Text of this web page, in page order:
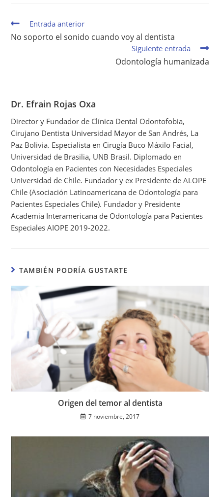
Entrada anterior
No soporto el sonido cuando voy al dentista
Siguiente entrada
Odontología humanizada
Dr. Efrain Rojas Oxa
Director y Fundador de Clínica Dental Odontofobia,
Cirujano Dentista Universidad Mayor de San Andrés, La
Paz Bolivia. Especialista en Cirugía Buco Máxilo Facial,
Universidad de Brasilia, UNB Brasil. Diplomado en
Odontología en Pacientes con Necesidades Especiales
Universidad de Chile. Fundador y ex Presidente de ALOPE
Chile (Asociación Latinoamericana de Odontología para
Pacientes Especiales Chile). Fundador y Presidente
Academia Interamericana de Odontología para Pacientes
Especiales AIOPE 2019-2022.
TAMBIÉN PODRÍA GUSTARTE
Origen del temor al dentista
7 noviembre, 2017